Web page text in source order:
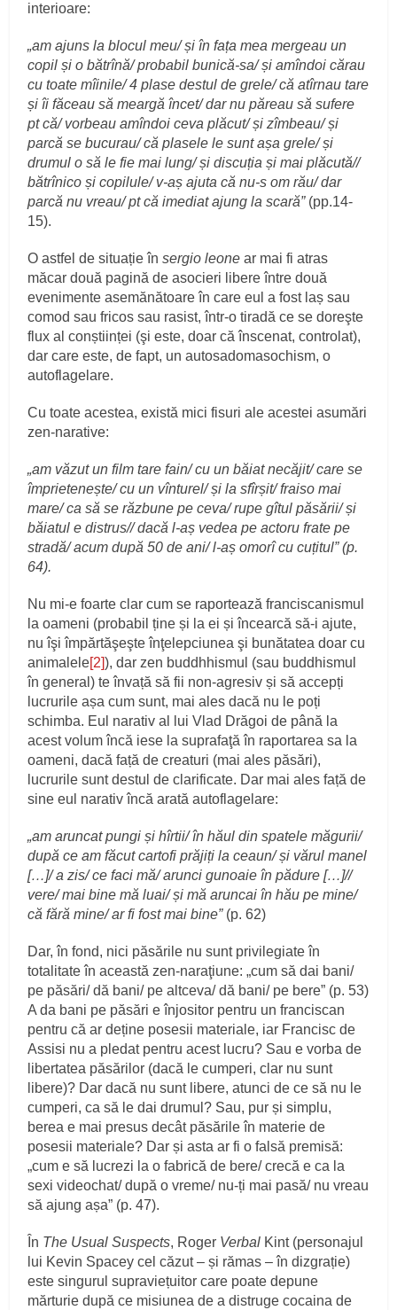
interioare:
„am ajuns la blocul meu/ și în fața mea mergeau un
copil și o bătrînă/ probabil bunică-sa/ și amîndoi cărau
cu toate mîinile/ 4 plase destul de grele/ că atîrnau tare
și îi făceau să meargă încet/ dar nu păreau să sufere
pt că/ vorbeau amîndoi ceva plăcut/ și zîmbeau/ și
parcă se bucurau/ că plasele le sunt așa grele/ și
drumul o să le fie mai lung/ și discuția și mai plăcută//
bătrînico și copilule/ v-aș ajuta că nu-s om rău/ dar
parcă nu vreau/ pt că imediat ajung la scară”(pp.14-
15).
O astfel de situație însergio leone ar mai fi atras
măcar două pagină de asocieri libere între două
evenimente asemănătoare în care eul a fost laș sau
comod sau fricos sau rasist, într-o tiradă ce se doreşte
flux al conștiinței (şi este, doar că înscenat, controlat),
dar care este, de fapt, un autosadomasochism, o
autoflagelare.
Cu toate acestea, există mici fisuri ale acestei asumări
zen-narative:
„am văzut un film tare fain/ cu un băiat necăjit/ care se
împrietenește/ cu un vînturel/ și la sfîrșit/ fraiso mai
mare/ ca să se răzbune pe ceva/ rupe gîtul păsării/ și
băiatul e distrus// dacă l-aș vedea pe actoru frate pe
stradă/ acum după 50 de ani/ l-aș omorî cu cuțitul” (p.
64).
Nu mi-e foarte clar cum se raportează franciscanismul
la oameni (probabil ține și la ei și încearcă să-i ajute,
nu îşi împărtăşeşte înţelepciunea şi bunătatea doar cu
animalele[2]), dar zen buddhhismul (sau buddhismul
în general) te învață să fii non-agresiv și să accepți
lucrurile așa cum sunt, mai ales dacă nu le poți
schimba. Eul narativ al lui Vlad Drăgoi de până la
acest volum încă iese la suprafaţă în raportarea sa la
oameni, dacă față de creaturi (mai ales păsări),
lucrurile sunt destul de clarificate. Dar mai ales față de
sine eul narativ încă arată autoflagelare:
„am aruncat pungi și hîrtii/ în hăul din spatele măgurii/
după ce am făcut cartofi prăjiți la ceaun/ și vărul manel
[…]/ a zis/ ce faci mă/ arunci gunoaie în pădure […]//
vere/ mai bine mă luai/ și mă aruncai în hău pe mine/
că fără mine/ ar fi fost mai bine”(p. 62)
Dar, în fond, nici păsările nu sunt privilegiate în
totalitate în această zen-naraţiune: „cum să dai bani/
pe păsări/ dă bani/ pe altceva/ dă bani/ pe bere” (p. 53)
A da bani pe păsări e înjositor pentru un franciscan
pentru că ar deține posesii materiale, iar Francisc de
Assisi nu a pledat pentru acest lucru? Sau e vorba de
libertatea păsărilor (dacă le cumperi, clar nu sunt
libere)? Dar dacă nu sunt libere, atunci de ce să nu le
cumperi, ca să le dai drumul? Sau, pur și simplu,
berea e mai presus decât păsările în materie de
posesii materiale? Dar și asta ar fi o falsă premisă:
„cum e să lucrezi la o fabrică de bere/ crecă e ca la
sexi videochat/ după o vreme/ nu-ți mai pasă/ nu vreau
să ajung așa” (p. 47).
În The Usual Suspects, Roger Verbal Kint (personajul
lui Kevin Spacey cel căzut – și rămas – în dizgrație)
este singurul supraviețuitor care poate depune
mărturie după ce misiunea de a distruge cocaina de